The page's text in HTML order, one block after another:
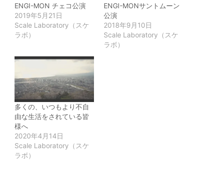
ン
ド
ウ
で
開
だ
さ
い
(新
し
ド
開
き
ま
す)
ン
ド
で
開
ン
ド
ウ
で
開
き
ま
す)
ENGI-MON チェコ公演
2019年5月21日
Scale Laboratory（スケ
ラボ）
ENGI-MONサントムーン
公演
2018年9月10日
Scale Laboratory（スケ
ラボ）
多くの、いつもより不自
由な生活をされている皆
様へ
2020年4月14日
Scale Laboratory（スケ
ラボ）